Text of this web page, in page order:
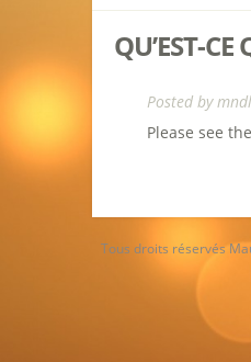
QU’EST-
Posted by
Please see
Tous droits réservés